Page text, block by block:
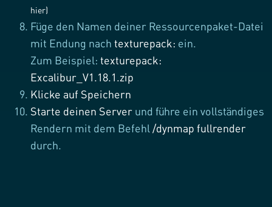
hier)
Füge den Namen deiner Ressourcenpaket-Datei
mit Endung nach texturepack: ein.
Zum Beispiel: texturepack:
Excalibur_V1.18.1.zip
Klicke auf Speichern
Starte deinen Server und führe ein vollständiges
Rendern mit dem Befehl/dynmap fullrender
durch.